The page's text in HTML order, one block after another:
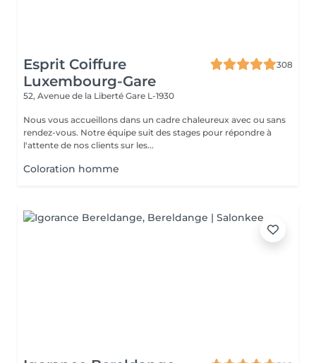
Esprit Coiffure
Luxembourg-Gare
308
52, Avenue de la Liberté Gare L-1930
Nous vous accueillons dans un cadre chaleureux avec ou sans
rendez-vous. Notre équipe suit des stages pour répondre à
l'attente de nos clients sur les...
Coloration homme